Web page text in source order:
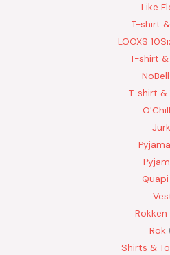
Like
T-shirt
LOOXS
T-shirt &
NoBell
T-shirt &
O'Chill
Jurk
Quapi
Rokken
Rok
Shirts &